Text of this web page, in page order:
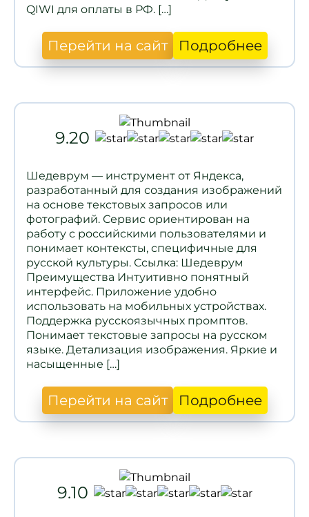
QIWI для оплаты в РФ. […]
Перейти на сайт Подробнее
9.20
Шедеврум — инструмент от Яндекса,
разработанный для создания изображений
на основе текстовых запросов или
фотографий. Сервис ориентирован на
работу с российскими пользователями и
понимает контексты, специфичные для
русской культуры. Ссылка: Шедеврум
Преимущества Интуитивно понятный
интерфейс. Приложение удобно
использовать на мобильных устройствах.
Поддержка русскоязычных промптов.
Понимает текстовые запросы на русском
языке. Детализация изображения. Яркие и
насыщенные […]
Перейти на сайт Подробнее
9.10